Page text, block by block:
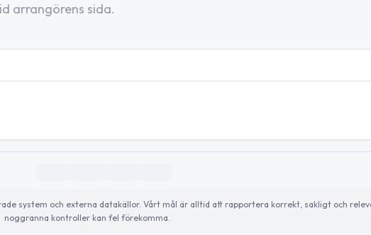
arrangörens sida.
system och externa datakällor. Vårt mål är alltid att rapportera korrekt, sakligt och
noggranna kontroller kan fel förekomma.